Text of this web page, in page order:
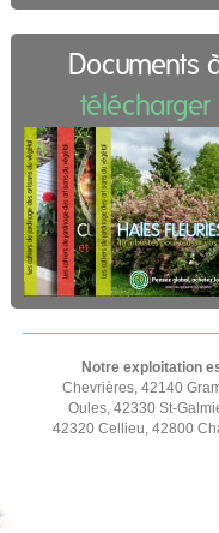
Documents
télécharger
Notre exploitation
Chevrières, 42140
Oules, 42330 St-
42320 Cellieu, 42800